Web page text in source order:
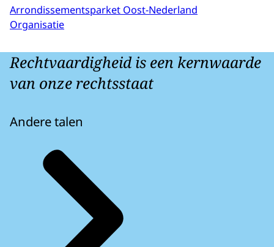
Arrondissementsparket Oost-Nederland
Organisatie
Rechtvaardigheid is een kernwaarde
van onze rechtsstaat
Andere talen